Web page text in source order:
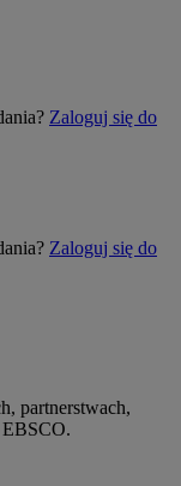
Zaloguj się do
Zaloguj się do
partnerstwach,
EBSCO.